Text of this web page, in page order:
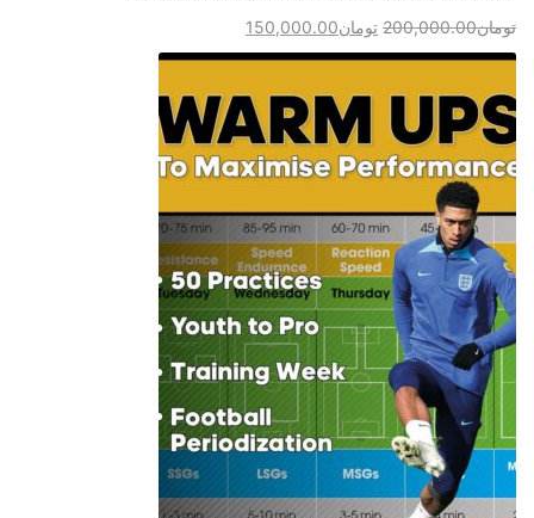
تومان200,000.00 تومان150,000.00